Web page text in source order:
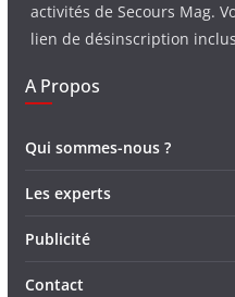
activités de Secours Mag.
lien de désinscription
A Propos
Qui sommes-nous ?
Les experts
Publicité
Contact